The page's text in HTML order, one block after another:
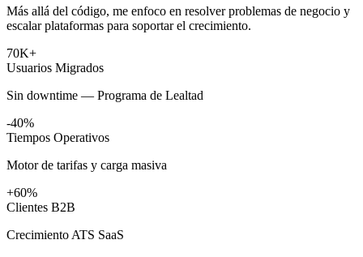
Más allá del código, me enfoco en resolver problemas de negocio y
escalar plataformas para soportar el crecimiento.
70K+
Usuarios Migrados
Sin downtime — Programa de Lealtad
-40%
Tiempos Operativos
Motor de tarifas y carga masiva
+60%
Clientes B2B
Crecimiento ATS SaaS